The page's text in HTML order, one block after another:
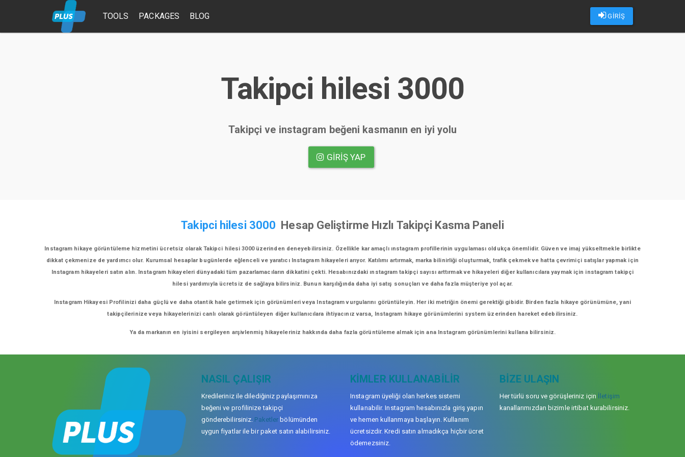
GİRİŞ
TOOLS PACKAGES BLOG
Takipci hilesi 3000
Takipçi ve instagram beğeni kasmanın en iyi yolu
GIRIŞ YAP
Takipci hilesi 3000 Hesap Geliştirme Hızlı Takipçi Kasma Paneli
Instagram hikaye görüntüleme hizmetini ücretsiz olarak Takipci hilesi 3000 üzerinden deneyebilirsiniz. Özellikle kar amaçlı ınstagram profillerinin uygulaması oldukça önemlidir. Güven ve imaj yükseltmekle birlikte
dikkat çekmenize de yardımcı olur. Kurumsal hesaplar bugünlerde eğlenceli ve yaratıcı Instagram hikayeleri arıyor. Katılımı artırmak, marka bilinirliği oluşturmak, trafik çekmek ve hatta çevrimiçi satışlar yapmak için
Instagram hikayeleri satın alın. Instagram hikayeleri dünyadaki tüm pazarlamacıların dikkatini çekti. Hesabınızdaki ınstagram takipçi sayısı arttırmak ve hikayeleri diğer kullanıcılara yaymak için instagram takipçi
hilesi yardımıyla ücretsiz de sağlaya bilirsiniz. Bunun karşılığında daha iyi satış sonuçları ve daha fazla müşteriye yol açar.
Instagram Hikayesi Profilinizi daha güçlü ve daha otantik hale getirmek için görünümleri veya Instagram vurgularını görüntüleyin. Her iki metriğin önemi gerektiği gibidir. Birden fazla hikaye görünümüne, yani
takipçilerinize veya hikayelerinizi canlı olarak görüntüleyen diğer kullanıcılara ihtiyacınız varsa, Instagram hikaye görünümlerini system üzerinden hareket edebilirsiniz.
Ya da markanın en iyisini sergileyen arşivlenmiş hikayeleriniz hakkında daha fazla görüntüleme almak için ana Instagram görünümlerini kullana bilirsiniz.
NASIL ÇALIŞIR
Kredileriniz ile dilediğiniz paylaşımınıza
beğeni ve profilinize takipçi
gönderebilirsiniz. Paketler bölümünden
uygun fiyatlar ile bir paket satın alabilirsiniz.
KIMLER KULLANABILIR
Instagram üyeliği olan herkes sistemi
kullanabilir. Instagram hesabınızla giriş yapın
ve hemen kullanmaya başlayın. Kullanım
ücretsizdir. Kredi satın almadıkça hiçbir ücret
ödemezsiniz.
BIZE ULAŞIN
Her türlü soru ve görüşleriniz için İletişim
kanallarımızdan bizimle irtibat kurabilirsiniz.